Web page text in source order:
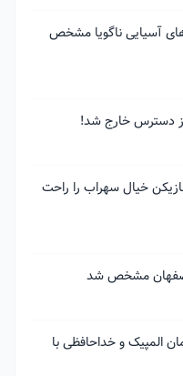
آسیایی ناگویا مشخص
دسترس خارج شد!
خیال سهراب را راحت
مشخص شد
المپیک و خداحافظی با